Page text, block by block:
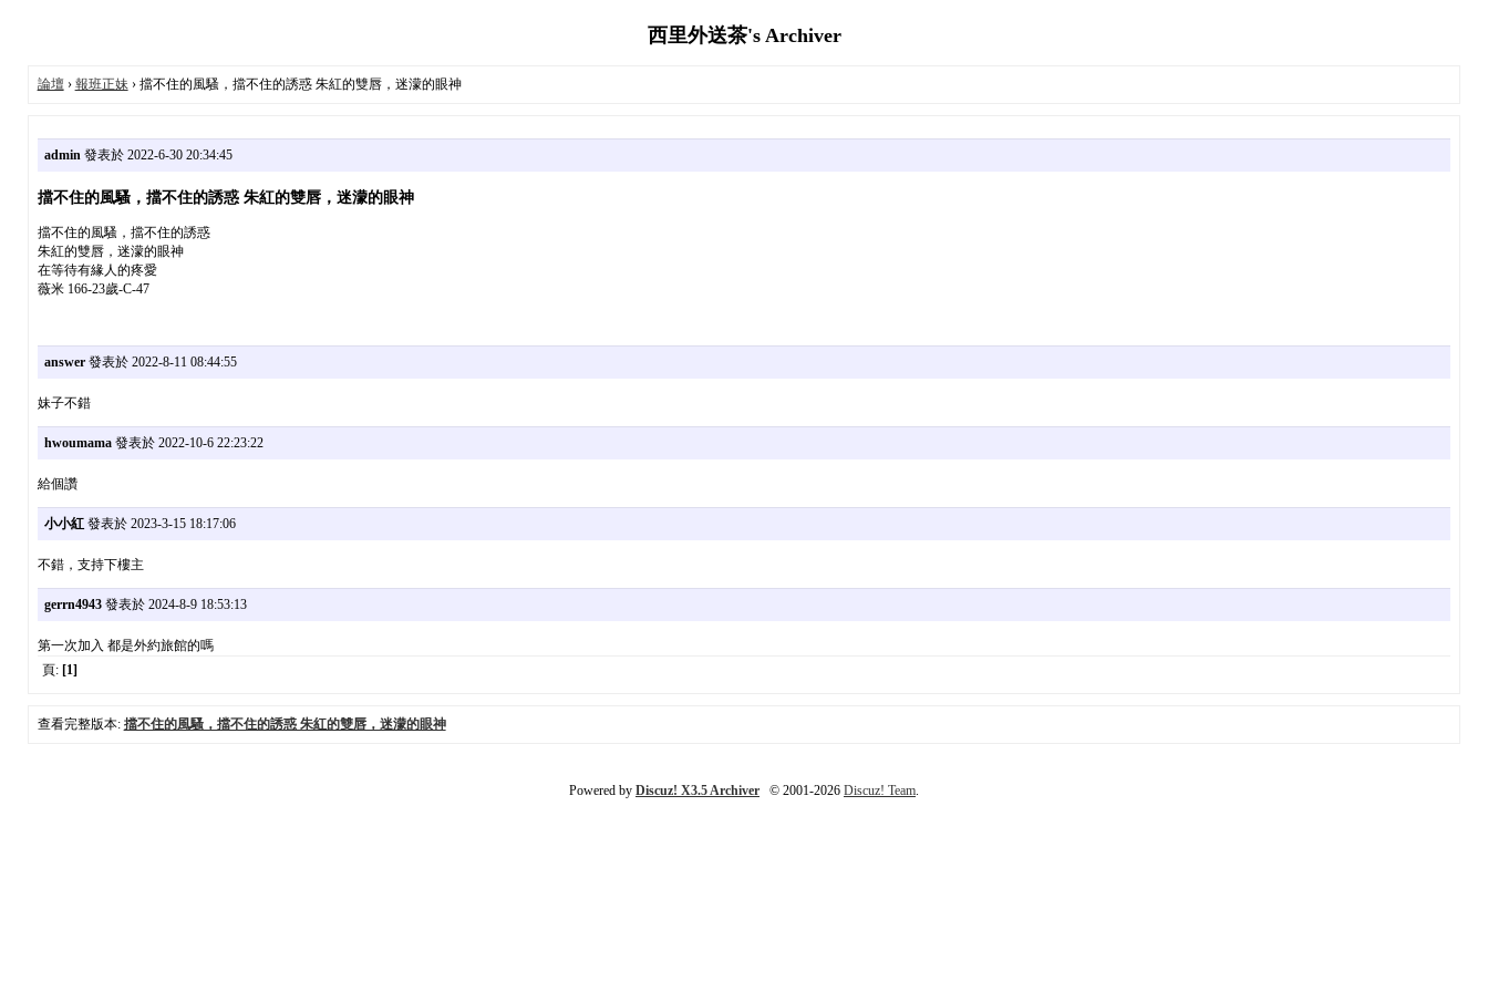
西里外送茶's Archiver
論壇› 報班正妹› 擋不住的風騷，擋不住的誘惑 朱紅的雙唇，迷濛的眼神
admin發表於 2022-6-30 20:34:45
擋不住的風騷，擋不住的誘惑 朱紅的雙唇，迷濛的眼神
擋不住的風騷，擋不住的誘惑
朱紅的雙唇，迷濛的眼神
在等待有緣人的疼愛
薇米 166-23歲-C-47
answer發表於 2022-8-11 08:44:55
妹子不錯
hwoumama發表於 2022-10-6 22:23:22
給個讚
小小紅發表於 2023-3-15 18:17:06
不錯，支持下樓主
gerrn4943發表於 2024-8-9 18:53:13
第一次加入 都是外約旅館的嗎
頁: [1]
查看完整版本: 擋不住的風騷，擋不住的誘惑 朱紅的雙唇，迷濛的眼神
Powered by Discuz! X3.5 Archiver © 2001-2026 Discuz! Team.